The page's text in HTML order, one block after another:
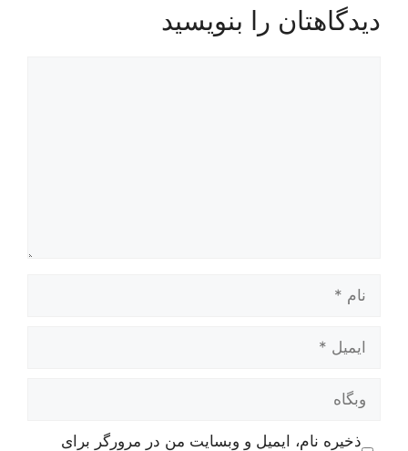
دیدگاهتان را بنویسید
ایمیل
وبگاه
ذخیره نام، ایمیل و وبسایت من در مرورگر برای